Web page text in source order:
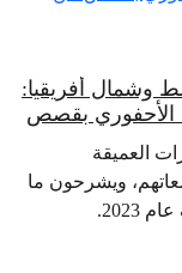
وشمال أفريقيا:
الأحفوري بقصص
العميقة
ويشرحون ما